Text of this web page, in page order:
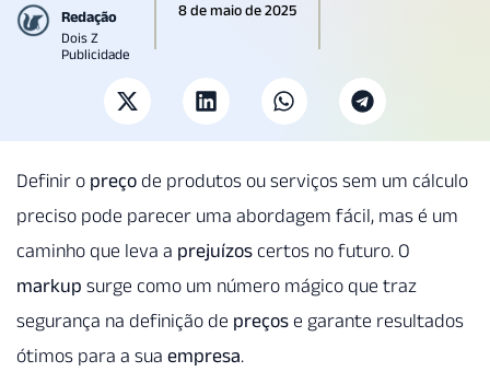
Redação
Dois Z
Publicidade
8 de maio de 2025
Definir o preço de produtos ou serviços sem um cálculo
preciso pode parecer uma abordagem fácil, mas é um
caminho que leva a prejuízos certos no futuro. O
markup surge como um número mágico que traz
segurança na definição de preços e garante resultados
ótimos para a sua empresa.